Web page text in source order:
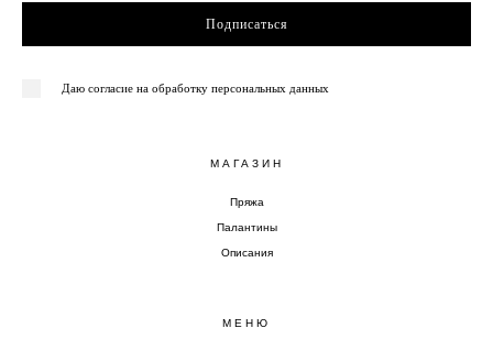
Подписаться
Даю согласие на обработку персональных данных
МАГАЗИН
Пряжа
Палантины
Описания
МЕНЮ